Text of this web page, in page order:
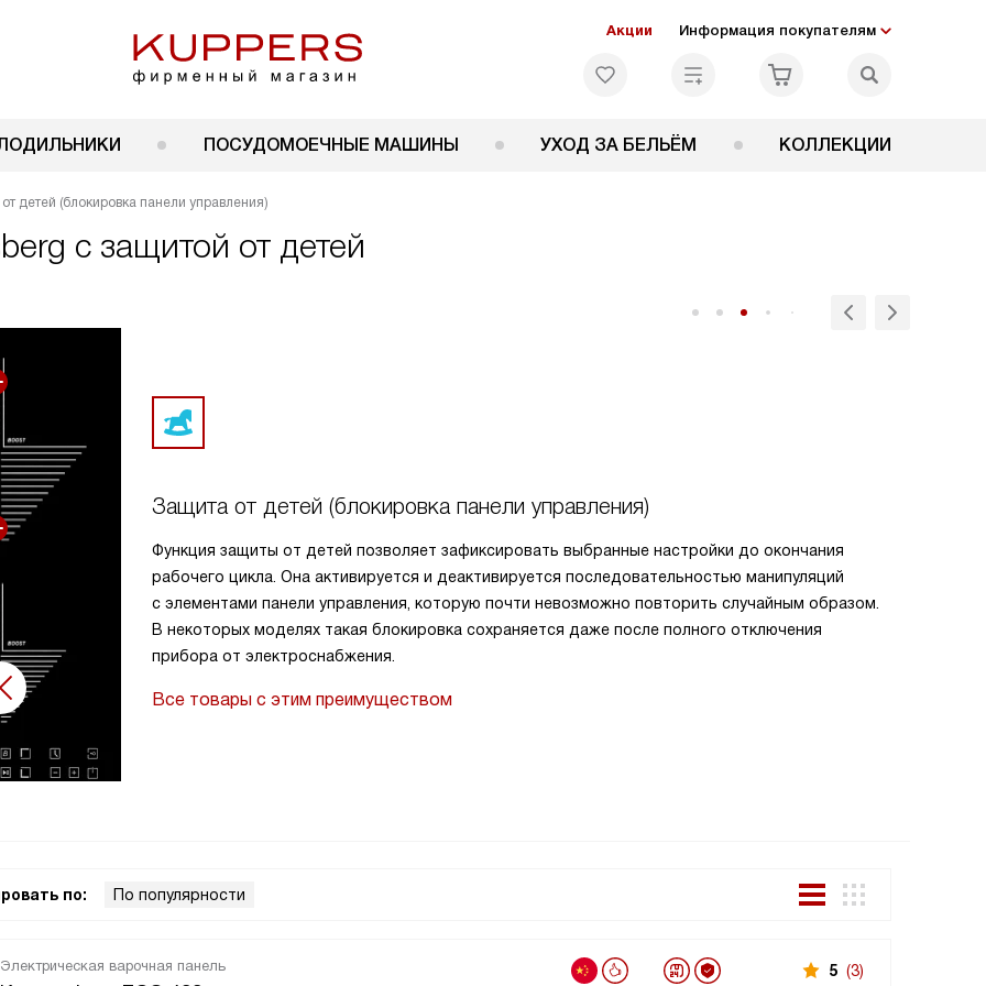
Акции Информация покупателям
ПОСУДОМОЕЧНЫЕ МАШИНЫ УХОД ЗА БЕЛЬЁМ КОЛЛЕКЦИИ
детей (блокировка панели управления)
с защитой от детей
которые
газ-
Защита от детей (блокировка панели управления)
Функция защиты от детей позволяет зафиксировать выбранные настройки до окончания
рабочего цикла. Она активируется и деактивируется последовательностью манипуляций
с элементами панели управления, которую почти невозможно повторить случайным образом.
В некоторых моделях такая блокировка сохраняется даже после полного отключения
прибора от электроснабжения.
Все товары с этим преимуществом
по: По популярности
Электрическая варочная панель 5 (3)